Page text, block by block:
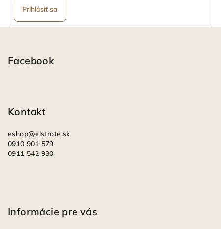
Prihlásiť sa
Facebook
Kontakt
eshop@elstrote.sk
0910 901 579
0911 542 930
Informácie pre vás